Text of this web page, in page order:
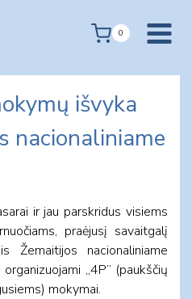
0
išvyka
nacionaliniame
ir jau parskridus visiems
praėjusį savaitgalį
Žemaitijos nacionaliniame
„4P” (paukščių
mokymai.